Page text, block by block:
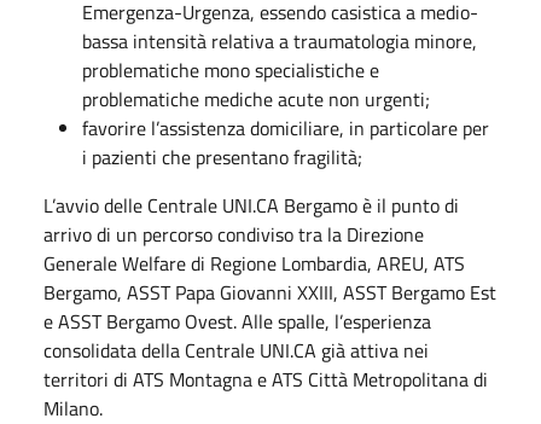
Emergenza-Urgenza, essendo casistica a medio-
bassa intensità relativa a traumatologia minore,
problematiche mono specialistiche e
problematiche mediche acute non urgenti;
favorire l’assistenza domiciliare, in particolare per
i pazienti che presentano fragilità;
L’avvio delle Centrale UNI.CA Bergamo è il punto di
arrivo di un percorso condiviso tra la Direzione
Generale Welfare di Regione Lombardia, AREU, ATS
Bergamo, ASST Papa Giovanni XXIII, ASST Bergamo Est
e ASST Bergamo Ovest. Alle spalle, l’esperienza
consolidata della Centrale UNI.CA già attiva nei
territori di ATS Montagna e ATS Città Metropolitana di
Milano.